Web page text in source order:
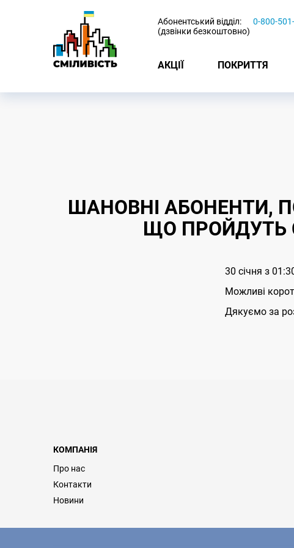
Абонентський відділ:
(дзвінки безкоштовно)
0-800-
АКЦІЇ ПОКРИТТЯ
ШАНОВНІ АБОНЕНТИ,
ЩО ПРОЙДУТЬ
30 січня з
Можливі
Дякуємо за
КОМПАНІЯ
Про нас
Контакти
Новини